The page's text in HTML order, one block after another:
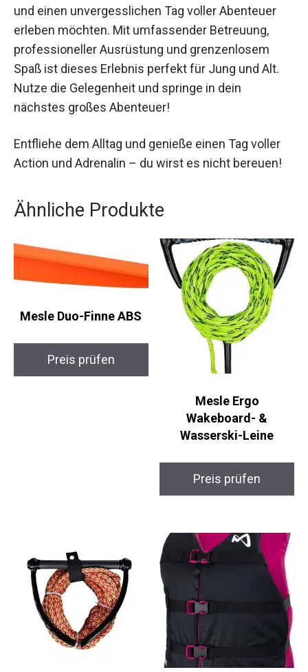
und einen unvergesslichen Tag voller Abenteuer
erleben möchten. Mit umfassender Betreuung,
professioneller Ausrüstung und grenzenlosem
Spaß ist dieses Erlebnis perfekt für Jung und Alt.
Nutze die Gelegenheit und springe in dein
nächstes großes Abenteuer!
Entfliehe dem Alltag und genieße einen Tag voller
Action und Adrenalin – du wirst es nicht bereuen!
Ähnliche Produkte
Mesle Duo-Finne ABS
Preis prüfen
Mesle Ergo
Wakeboard- &
Wasserski-Leine
Preis prüfen